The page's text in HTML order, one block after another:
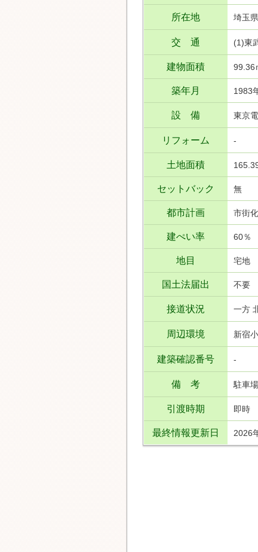
所在地 埼玉
交 通 (1)東
建物面積 99.36
築年月 1983
設 備 東京
リフォーム -
土地面積
セットバック 無
都市計画 市街
建ぺい率 60％
地目 宅地
国土法届出 不要
接道状況 一方
周辺環境 新宿
建築確認番号 -
備 考 駐車
引渡時期 即時
最終情報更新日 2026